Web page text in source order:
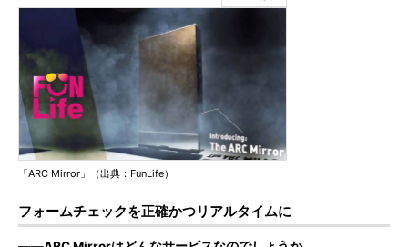
「ARC Mirror」（出典：FunLife）
フォームチェックを正確かつリアルタイムに